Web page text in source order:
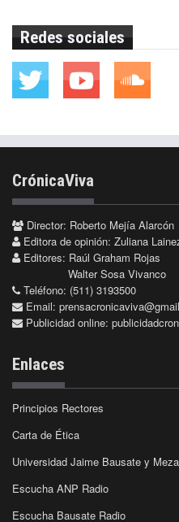
Redes sociales
CrónicaViva
Director: Roberto Mejía Alarcón
Editora de opinión: Zuliana
Editores: Raúl Graham Rojas
Walter Sosa Vivanco
Teléfono: (511) 3193500
Email:
Publicidad online:
Enlaces
Principios Rectores
Carta de Ética
Universidad Jaime Bausate y Meza
Escucha ANP Radio
Escucha Bausate Radio